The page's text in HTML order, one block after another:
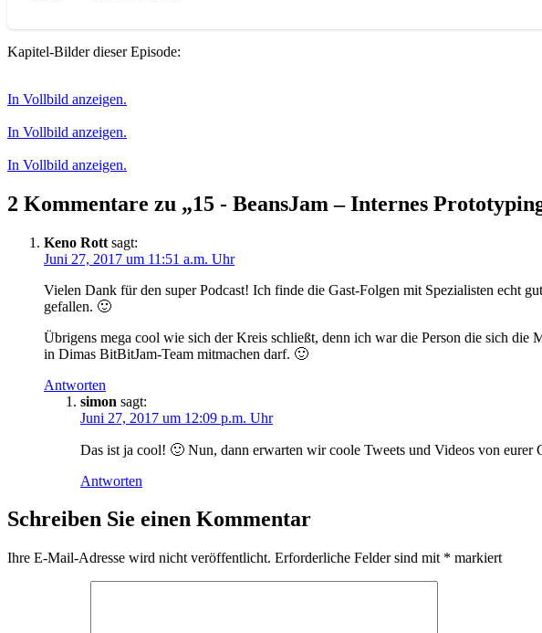
Kapitel-Bilder dieser Episode:
In Vollbild anzeigen.
In Vollbild anzeigen.
In Vollbild anzeigen.
2 Kommentare zu „15 - BeansJam – Internes
Keno Rott sagt:
Juni 27, 2017 um 11:51 a.m. Uhr
Vielen Dank für den super Podcast! Ich finde die Gast-Folgen mit Spezialisten echt
gefallen. 🙂
Übrigens mega cool wie sich der Kreis schließt, denn ich war die Person die sich
in Dimas BitBitJam-Team mitmachen darf. 🙂
Antworten
simon sagt:
Juni 27, 2017 um 12:09 p.m. Uhr
Das ist ja cool! 🙂 Nun, dann erwarten wir coole Tweets und Videos von eurer
Antworten
Schreiben Sie einen Kommentar
Ihre E-Mail-Adresse wird nicht veröffentlicht. Erforderliche Felder sind mit * markiert